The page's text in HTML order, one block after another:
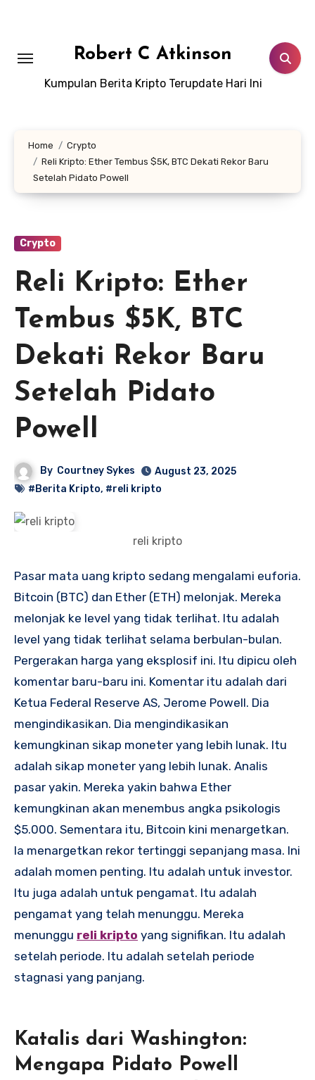
Robert C Atkinson
Kumpulan Berita Kripto Terupdate Hari Ini
Home
Crypto
Reli Kripto: Ether Tembus $5K, BTC Dekati Rekor Baru
Setelah Pidato Powell
Crypto
Reli Kripto: Ether
Tembus $5K, BTC
Dekati Rekor Baru
Setelah Pidato
Powell
By Courtney Sykes
August 23, 2025
#Berita Kripto, #reli kripto
reli kripto
Pasar mata uang kripto sedang mengalami euforia.
Bitcoin (BTC) dan Ether (ETH) melonjak. Mereka
melonjak ke level yang tidak terlihat. Itu adalah
level yang tidak terlihat selama berbulan-bulan.
Pergerakan harga yang eksplosif ini. Itu dipicu oleh
komentar baru-baru ini. Komentar itu adalah dari
Ketua Federal Reserve AS, Jerome Powell. Dia
mengindikasikan. Dia mengindikasikan
kemungkinan sikap moneter yang lebih lunak. Itu
adalah sikap moneter yang lebih lunak. Analis
pasar yakin. Mereka yakin bahwa Ether
kemungkinan akan menembus angka psikologis
$5.000. Sementara itu, Bitcoin kini menargetkan.
Ia menargetkan rekor tertinggi sepanjang masa. Ini
adalah momen penting. Itu adalah untuk investor.
Itu juga adalah untuk pengamat. Itu adalah
pengamat yang telah menunggu. Mereka
menunggu reli kripto yang signifikan. Itu adalah
setelah periode. Itu adalah setelah periode
stagnasi yang panjang.
Katalis dari Washington:
Mengapa Pidato Powell